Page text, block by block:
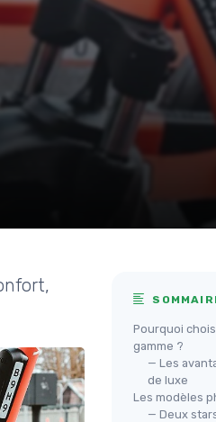
Pourquoi
gamme ?
— Les
de luxe
Les modèles
— Deux